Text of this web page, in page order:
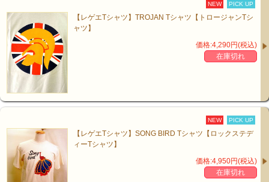
NEW PICK UP
【レゲエTシャツ】TROJAN Tシャツ【トロージャンTシ
ャツ】
価格:4,290円(税込)
在庫切れ
NEW PICK UP
【レゲエTシャツ】SONG BIRD Tシャツ【ロックステデ
ィーTシャツ】
価格:4,950円(税込)
在庫切れ